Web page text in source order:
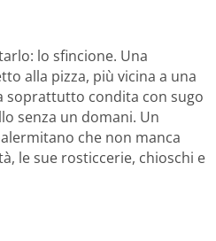
lo sfincione. Una
alla pizza, più vicina a una
soprattutto condita con sugo
senza un domani. Un
che non manca
le sue rosticcerie, chioschi e